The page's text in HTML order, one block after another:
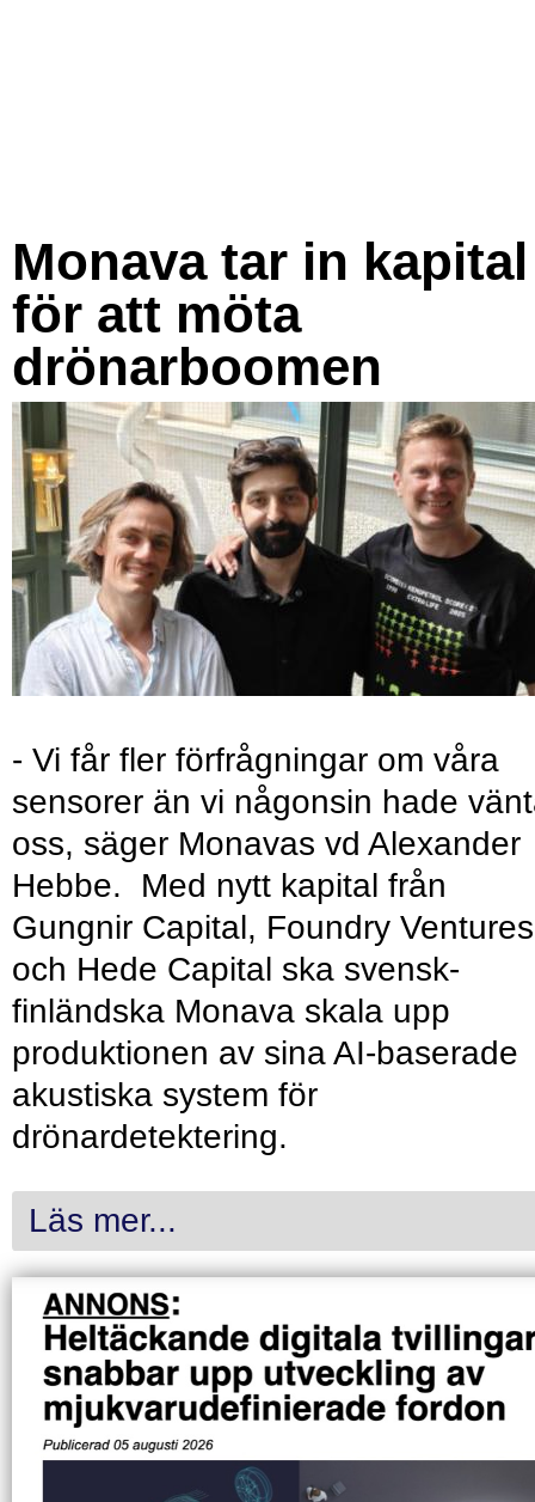
Monava tar in kapital
för att möta
drönarboomen
- Vi får fler förfrågningar om våra
sensorer än vi någonsin hade
oss, säger Monavas vd Alexander
Hebbe. Med nytt kapital från
Gungnir Capital, Foundry Ventures
och Hede Capital ska svensk-
finländska Monava skala upp
produktionen av sina AI-baserade
akustiska system för
drönardetektering.
Läs mer...